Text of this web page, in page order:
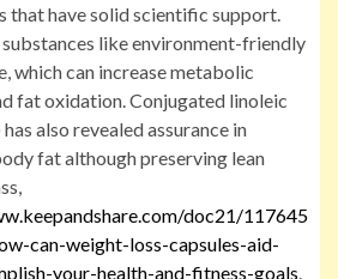
that have solid scientific support.
substances like environment-friendly
which can increase metabolic
fat oxidation. Conjugated linoleic
also revealed assurance in
fat although preserving lean
doc21/117645
can-weight-loss-capsules-aid-
your-health-and-fitness-goals